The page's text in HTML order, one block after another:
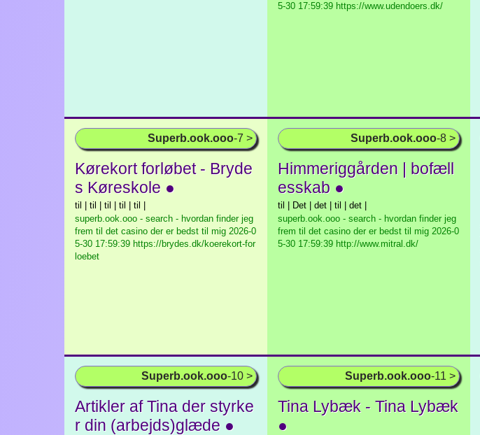
5-30 17:59:39 https://www.udendoers.dk/
Superb.ook.ooo-7 >
Kørekort forløbet - Bryde
s Køreskole ●
til | til | til | til | til |
superb.ook.ooo - search - hvordan finder jeg
frem til det casino der er bedst til mig 2026-0
5-30 17:59:39 https://brydes.dk/koerekort-for
loebet
Superb.ook.ooo-8 >
Himmeriggården | bofæll
esskab ●
til | Det | det | til | det |
superb.ook.ooo - search - hvordan finder jeg
frem til det casino der er bedst til mig 2026-0
5-30 17:59:39 http://www.mitral.dk/
Superb.ook.ooo-10 >
Artikler af Tina der styrke
r din (arbejds)glæde ●
Superb.ook.ooo-11 >
Tina Lybæk - Tina Lybæk
●